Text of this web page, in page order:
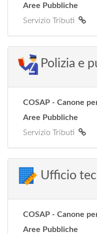
Aree Pubbliche
Servizio Tributi
Polizia e
COSAP - Canone
Aree Pubbliche
Servizio Tributi
Ufficio
COSAP - Canone
Aree Pubbliche